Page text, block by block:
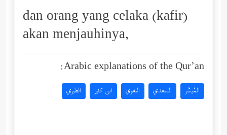
dan orang yang celaka (kafir)
akan menjauhinya,
Arabic explanations of the Qur’an:
المُيسَّر السعدي البغوي ابن كثير الطبري